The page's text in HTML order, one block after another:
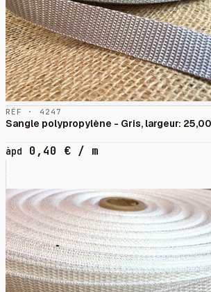
RÉF · 4247
Sangle polypropylène - Gris, largeur:
àpd 0,40 € / m